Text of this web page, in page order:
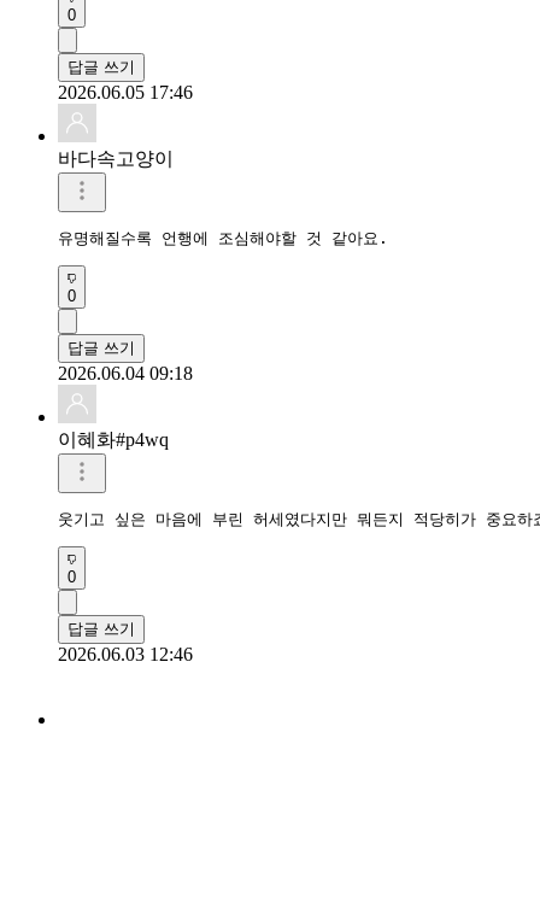
0
답글 쓰기
2026.06.05 17:46
바다속고양이
유명해질수록 언행에 조심해야할 것 같아요.
0
답글 쓰기
2026.06.04 09:18
이혜화#p4wq
웃기고 싶은 마음에 부린 허세였다지만 뭐든지 적당히가 중요하
0
답글 쓰기
2026.06.03 12:46